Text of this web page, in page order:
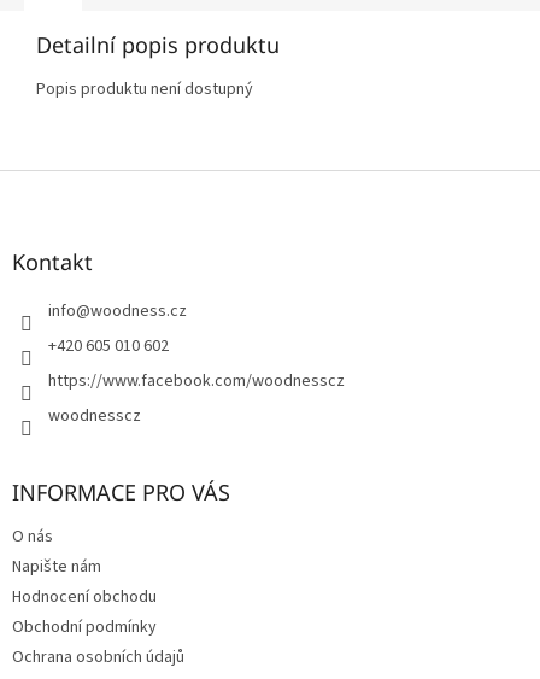
Detailní popis produktu
Popis produktu není dostupný
Z
Kontakt
info@woodness.cz
+420 605 010 602
https://www.facebook.com/woodnesscz
woodnesscz
INFORMACE PRO VÁS
O nás
Napište nám
Hodnocení obchodu
Obchodní podmínky
Ochrana osobních údajů